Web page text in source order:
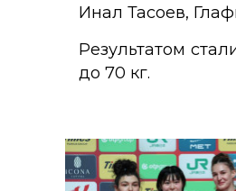
Инал Тасоев,
Результатом
до 70 кг.